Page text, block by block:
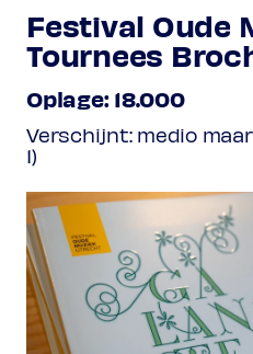
Festival Oude
Tournees
Oplage: 18.000
Verschijnt: medio
1)